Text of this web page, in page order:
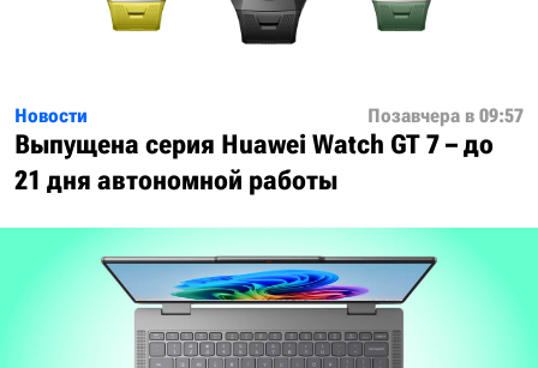
Новости Позавчера в 09:57
Выпущена серия Huawei Watch GT 7 – до
21 дня автономной работы